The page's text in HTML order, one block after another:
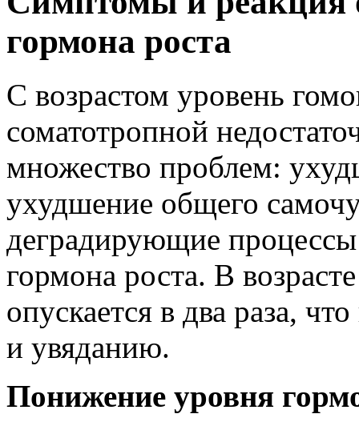
гормона роста
С возрастом уровень
соматотропной
множество проблем:
ухудшение общего
деградирующие
гормона роста. В
опускается в два раза,
и увяданию.
Понижение уровня